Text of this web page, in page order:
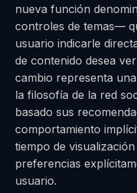
nueva función
controles de temas—
usuario indicarle
de contenido desea
cambio representa
la filosofía de la red
basado sus
comportamiento
tiempo de
preferencias
usuario.